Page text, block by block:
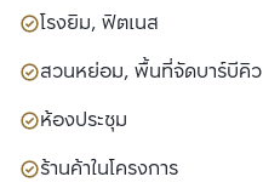
โรงยิม, ฟิตเนส
สวนหย่อม, พื้นที่จัดบาร์บีคิว
ห้องประชุม
ร้านค้าในโครงการ